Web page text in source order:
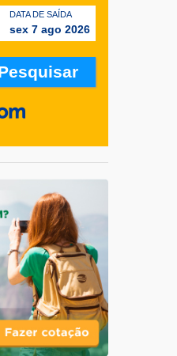
DATA DE SAÍDA
sex 7 ago 2026